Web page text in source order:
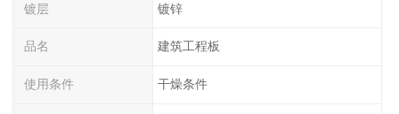
镀层 镀锌
品名 建筑工程板
使用条件 干燥条件